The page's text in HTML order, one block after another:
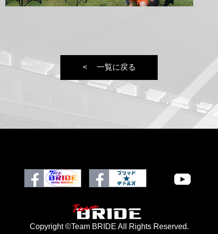
一覧に戻る
Copyright ©Team BRIDE All Rights Reserved.